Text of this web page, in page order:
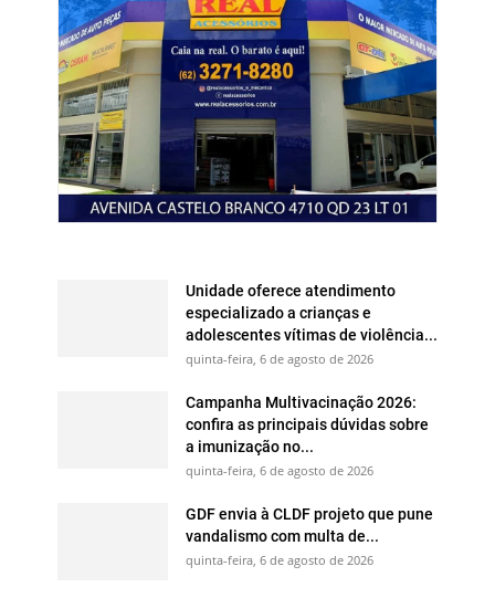
Unidade oferece atendimento
especializado a crianças e
adolescentes vítimas de violência...
quinta-feira, 6 de agosto de 2026
Campanha Multivacinação 2026:
confira as principais dúvidas sobre
a imunização no...
quinta-feira, 6 de agosto de 2026
GDF envia à CLDF projeto que pune
vandalismo com multa de...
quinta-feira, 6 de agosto de 2026